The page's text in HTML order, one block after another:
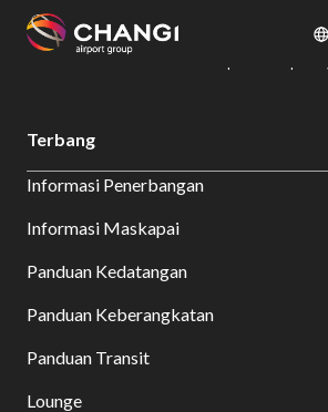
All
Sites:
Select:
Changi Airport
Bersantap dan Belanja
Terbang
Informasi Penerbangan
Informasi Maskapai
Panduan Kedatangan
Panduan Keberangkatan
Panduan Transit
Lounge